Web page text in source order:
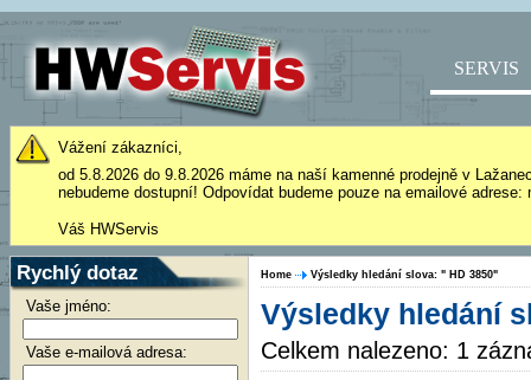
SERVIS
Vážení zákazníci,
od 5.8.2026 do 9.8.2026 máme na naší kamenné prodejně v
nebudeme dostupní! Odpovídat budeme pouze na emailové
Váš HWServis
Rychlý dotaz
Vaše jméno:
Vaše e-mailová adresa:
Home Výsledky hledání slova: " HD 3850"
Výsledky hledání
Celkem nalezeno: 1